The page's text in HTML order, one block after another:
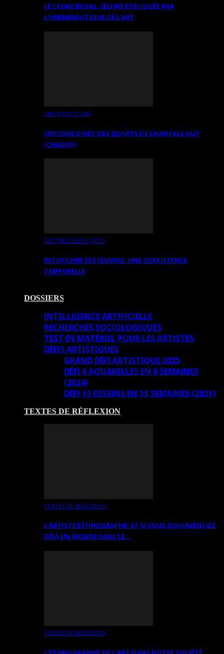
LE CYGNE ROYAL. ŒUVRE EXPLIQUÉE PAR
L’HERMÉNEUTIQUE DE L’ART
CRITIQUES D’ART
CRITIQUE D’ART DES ŒUVRES DE CHANTALE GUY
(CHAGUY)
OEUVRES EXPLIQUÉES
RETOUCHER SES ŒUVRES. UNE COEXISTENCE
TEMPORELLE
DOSSIERS
INTELLIGENCE ARTIFICIELLE
RECHERCHES SOCIOLOGIQUES
TEST DE MATÉRIEL POUR LES ARTISTES
DÉFIS ARTISTIQUES
GRAND DÉFI ARTISTIQUE 2025
DÉFI 6 AQUARELLES EN 6 SEMAINES
(2024)
DÉFI 15 DESSINS EN 15 SEMAINES (2021)
TEXTES DE RÉFLEXION
TEXTES DE RÉFLEXION
L’ARTISTE ETHNOGRAPHE: ET SI VOUS DOCUMENTIEZ
DÉJÀ UN MONDE SANS LE…
TEXTES DE RÉFLEXION